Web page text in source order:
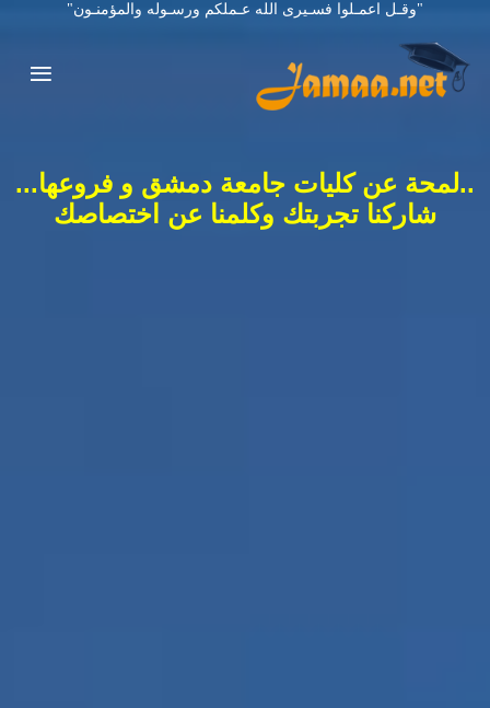
"وقـل اعمـلوا فسـيرى الله عـملكم ورسـوله والمؤمنـون"
..لمحة عن كليات جامعة دمشق و فروعها...
شاركنا تجربتك وكلمنا عن اختصاصك